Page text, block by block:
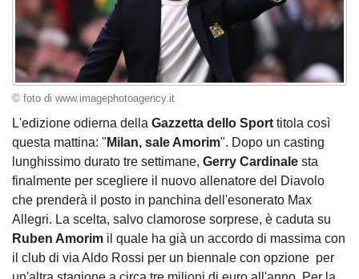
© foto di www.imagephotoagency.it
L'edizione odierna della Gazzetta dello Sport titola così
questa mattina: " Milan, sale Amorim". Dopo un casting
lunghissimo durato tre settimane, Gerry Cardinale sta
finalmente per scegliere il nuovo allenatore del Diavolo
che prenderà il posto in panchina dell'esonerato Max
Allegri. La scelta, salvo clamorose sorprese, è caduta su
Ruben Amorim il quale ha già un accordo di massima con
il club di via Aldo Rossi per un biennale con opzione per